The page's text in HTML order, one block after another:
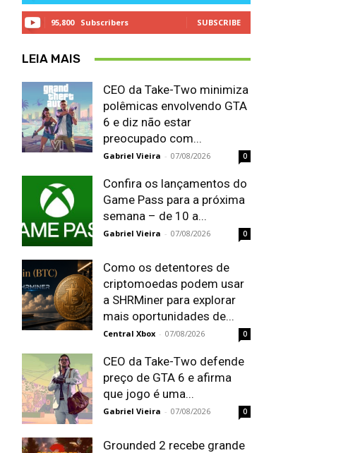
95,800 Subscribers SUBSCRIBE
LEIA MAIS
CEO da Take-Two minimiza
polêmicas envolvendo GTA
6 e diz não estar
preocupado com...
Gabriel Vieira - 07/08/2026 0
Confira os lançamentos do
Game Pass para a próxima
semana – de 10 a...
Gabriel Vieira - 07/08/2026 0
Como os detentores de
criptomoedas podem usar
a SHRMiner para explorar
mais oportunidades de...
Central Xbox - 07/08/2026 0
CEO da Take-Two defende
preço de GTA 6 e afirma
que jogo é uma...
Gabriel Vieira - 07/08/2026 0
Grounded 2 recebe grande